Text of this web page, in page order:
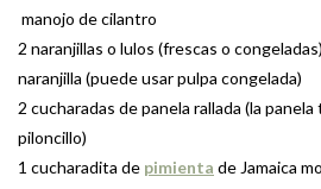
 manojo de cilantro
2 naranjillas o lulos (frescas o
naranjilla (puede usar pulpa congelada)
2 cucharadas de panela rallada (la
piloncillo)
1 cucharadita de pimienta de Jamaica